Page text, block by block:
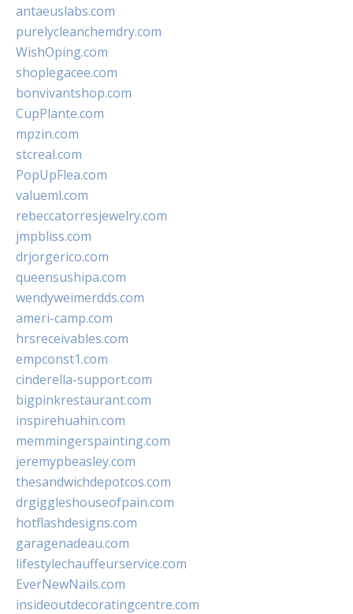
antaeuslabs.com
purelycleanchemdry.com
WishOping.com
shoplegacee.com
bonvivantshop.com
CupPlante.com
mpzin.com
stcreal.com
PopUpFlea.com
valueml.com
rebeccatorresjewelry.com
jmpbliss.com
drjorgerico.com
queensushipa.com
wendyweimerdds.com
ameri-camp.com
hrsreceivables.com
empconst1.com
cinderella-support.com
bigpinkrestaurant.com
inspirehuahin.com
memmingerspainting.com
jeremypbeasley.com
thesandwichdepotcos.com
drgiggleshouseofpain.com
hotflashdesigns.com
garagenadeau.com
lifestylechauffeurservice.com
EverNewNails.com
insideoutdecoratingcentre.com